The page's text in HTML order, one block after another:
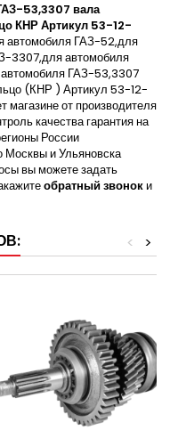
53,3307 вала
КНР Артикул 53-12-
автомобиля ГАЗ-52,для
3307,для автомобиля
ГАЗ-53,3307
(КНР ) Артикул 53-12-
магазине от производителя
качества гарантия на
России
Москвы и Ульяновска
вы можете задать
обратный звоноки
>
<